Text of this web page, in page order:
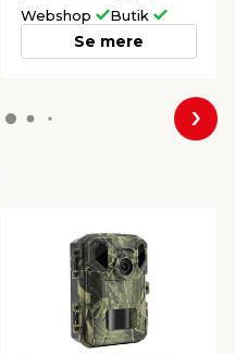
Webshop Butik
Se mere